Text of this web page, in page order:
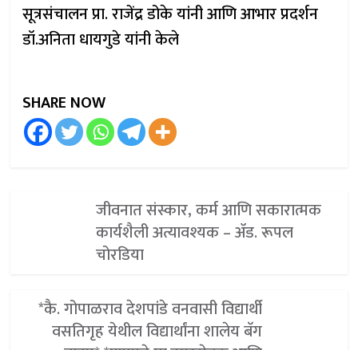
सूत्रसंचालन प्रा. राजेंद्र डोके यांनी आणि आभार प्रदर्शन
डॉ.अनिता धायगुडे यांनी केले
SHARE NOW
जीवनात संस्कार, कर्म आणि सकारात्मक
कार्यशैली अत्यावश्यक – ॲड. रूपल
चोरडिया
*कै. गोपाळराव देशपांडे वनवासी विद्यार्थी
वसतिगृह येथील विद्यार्थांना शालेय बॅग